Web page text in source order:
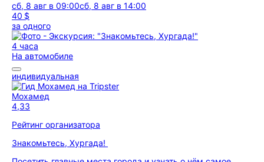
сб, 8 авг в 09:00сб, 8 авг в 14:00
40 $
за одного
4 часа
На автомобиле
индивидуальная
Мохамед
4,33
Рейтинг организатора
Знакомьтесь, Хургада!